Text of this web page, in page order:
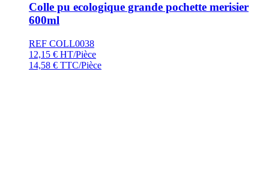
Colle pu ecologique grande pochette merisier
600ml
REF COLL0038
12,15 € HT/Pièce
14,58 € TTC/Pièce